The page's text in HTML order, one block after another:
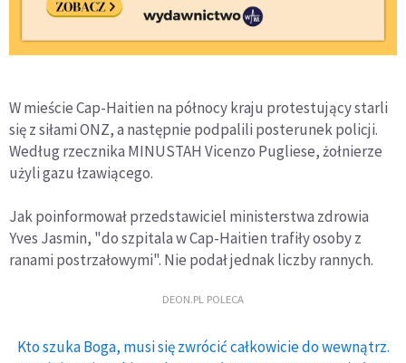
W mieście Cap-Haitien na północy kraju protestujący starli
się z siłami ONZ, a następnie podpalili posterunek policji.
Według rzecznika MINUSTAH Vicenzo Pugliese, żołnierze
użyli gazu łzawiącego.
Jak poinformował przedstawiciel ministerstwa zdrowia
Yves Jasmin, "do szpitala w Cap-Haitien trafiły osoby z
ranami postrzałowymi". Nie podał jednak liczby rannych.
DEON.PL POLECA
Kto szuka Boga, musi się zwrócić całkowicie do wewnątrz.